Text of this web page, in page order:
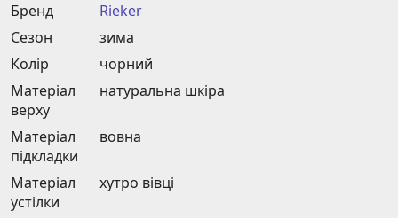
Бренд
Rieker
Сезон
зима
Колір
чорний
Матеріал
верху
натуральна шкіра
Матеріал
підкладки
вовна
Матеріал
устілки
хутро вівці